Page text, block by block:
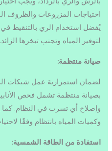
احتياجات المزروعات والظروف
يُفضل استخدام الري بالتنقيط في
لتوفير المياه وتجنب تبخرها الزائد.
صيانة منتظمة:
لضمان استمرارية عمل شبكات
بصيانة منتظمة تشمل فحص
وإصلاح أي تسرب في النظام.
وكميات المياه بانتظام وفقًا
استفادة من الطاقة الشمسية: